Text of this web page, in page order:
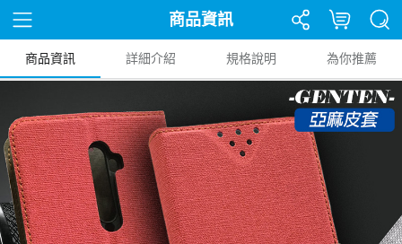
商品資訊
商品資訊 詳細介紹 規格說明 為你推薦